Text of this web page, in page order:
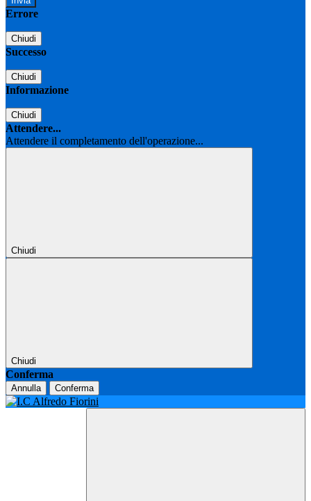
Errore
Chiudi
Successo
Chiudi
Informazione
Chiudi
Attendere...
Attendere il completamento dell'operazione...
Chiudi
Chiudi
Conferma
Annulla Conferma